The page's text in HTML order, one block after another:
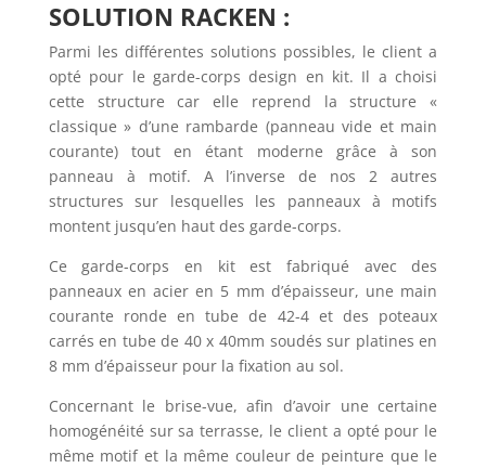
SOLUTION RACKEN :
Parmi les différentes solutions possibles, le client a
opté pour le garde-corps design en kit. Il a choisi
cette structure car elle reprend la structure «
classique » d’une rambarde (panneau vide et main
courante) tout en étant moderne grâce à son
panneau à motif. A l’inverse de nos 2 autres
structures sur lesquelles les panneaux à motifs
montent jusqu’en haut des garde-corps.
Ce garde-corps en kit est fabriqué avec des
panneaux en acier en 5 mm d’épaisseur, une main
courante ronde en tube de 42-4 et des poteaux
carrés en tube de 40 x 40mm soudés sur platines en
8 mm d’épaisseur pour la fixation au sol.
Concernant le brise-vue, afin d’avoir une certaine
homogénéité sur sa terrasse, le client a opté pour le
même motif et la même couleur de peinture que le